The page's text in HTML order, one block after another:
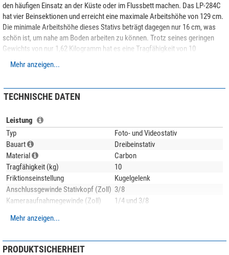
den häufigen Einsatz an der Küste oder im Flussbett machen. Das LP-284C
hat vier Beinsektionen und erreicht eine maximale Arbeitshöhe von 129 cm.
Die minimale Arbeitshöhe dieses Stativs beträgt dagegen nur 16 cm, was
schön ist, um nahe am Boden arbeiten zu können. Trotz seines geringen
Gewichts von nur 1,62 Kilogramm hat es eine Tragfähigkeit von 10
Kilogramm.
durch den großen Kugeldurchmesser von 30 Millimeter erreicht, der mit
einer Toleranz von 0,01 Millimeter gefertigt wurde. So kann der Kugelkopf
selbst wiegt nur 310 Gramm.
Der Basisdurchmesser des Kugelkopfs beträgt 47 Millimeter, seine Höhe 78
Millimeter. Der Anschluss an das Stativ erfolgt über ein 3/8-Zoll-
Fotogewinde.
Mehr anzeigen...
TECHNISCHE DATEN
Leistung
Typ
Foto- und Videostativ
Bauart
Dreibeinstativ
Material
Carbon
Tragfähigkeit (kg)
10
Friktionseinstellung
Kugelgelenk
Anschlussgewinde Stativkopf (Zoll) 3/8
Kameraaufnahmegewinde (Zoll)
1/4 und 3/8
Schwenkbereich (°)
Transportlänge (cm)
Mehr anzeigen...
PRODUKTSICHERHEIT